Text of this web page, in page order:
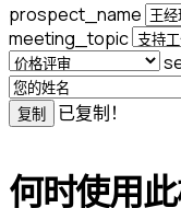
prospect_name
meeting_topic
复制 已复制！
何时使用